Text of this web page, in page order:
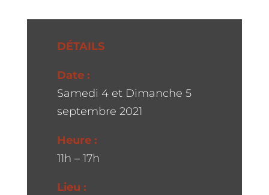
DÉTAILS
Date :
Samedi 4 et Dimanche 5
septembre 2021
Heure :
11h – 17h
Lieu :